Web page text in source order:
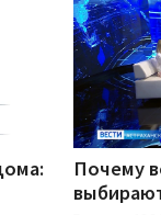
Почему